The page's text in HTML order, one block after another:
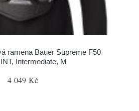
ramena Bauer Supreme F50
Intermediate, M
4 049 Kč